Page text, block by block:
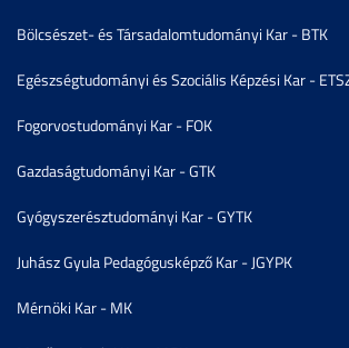
Bölcsészet- és Társadalomtudományi Kar - BTK
Egészségtudományi és Szociális Képzési Kar -
Fogorvostudományi Kar - FOK
Gazdaságtudományi Kar - GTK
Gyógyszerésztudományi Kar - GYTK
Juhász Gyula Pedagógusképző Kar - JGYPK
Mérnöki Kar - MK